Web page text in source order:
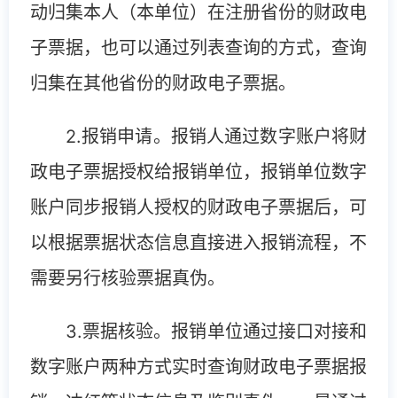
动归集本人（本单位）在注册省份的财政电
子票据，也可以通过列表查询的方式，查询
归集在其他省份的财政电子票据。
2.报销申请。报销人通过数字账户将财
政电子票据授权给报销单位，报销单位数字
账户同步报销人授权的财政电子票据后，可
以根据票据状态信息直接进入报销流程，不
需要另行核验票据真伪。
3.票据核验。报销单位通过接口对接和
数字账户两种方式实时查询财政电子票据报